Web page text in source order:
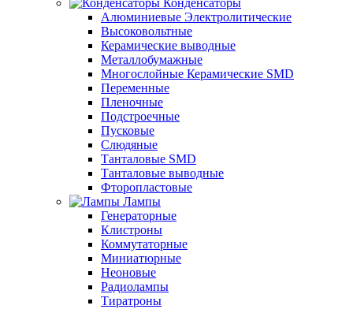
Конденсаторы
Алюминиевые Электролитические
Высоковольтные
Керамические выводные
Металлобумажные
Многослойные Керамические SMD
Переменные
Пленочные
Подстроечные
Пусковые
Слюдяные
Танталовые SMD
Танталовые выводные
Фторопластовые
Лампы
Генераторные
Клистроны
Коммутаторные
Миниатюрные
Неоновые
Радиолампы
Тиратроны